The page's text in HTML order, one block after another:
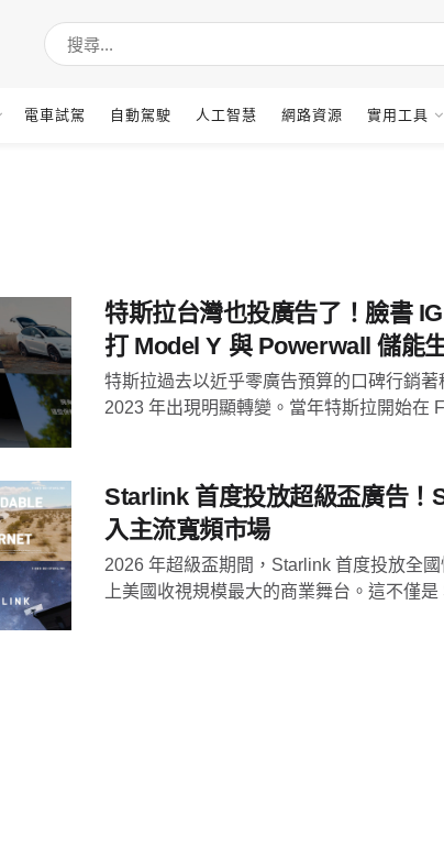
電車試駕 自動駕駛 人工智慧 網路資源 實用工具
特斯拉台灣也投廣告了！臉書
打 Model Y 與 Powerwall 儲能
特斯拉過去以近乎零廣告預算的口碑行銷著
2023 年出現明顯轉變。當年特斯拉開始在
Starlink 首度投放超級盃廣告！
入主流寬頻市場
2026 年超級盃期間，Starlink 首度投放全
上美國收視規模最大的商業舞台。這不僅是